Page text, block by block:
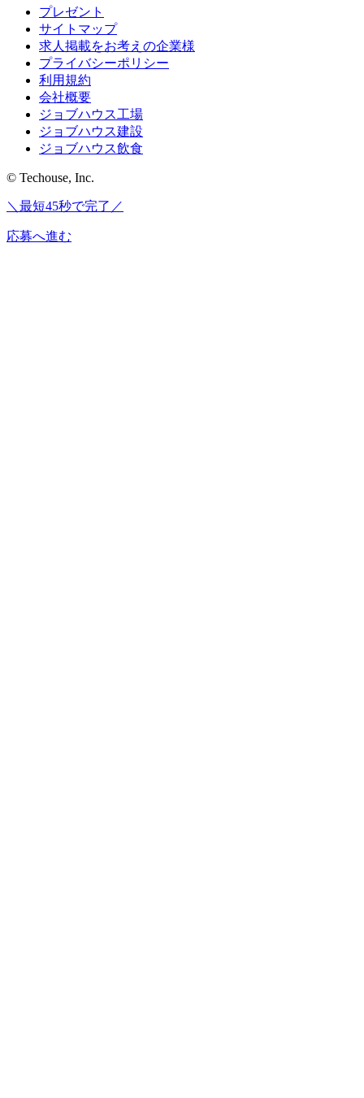
プレゼント
サイトマップ
求人掲載をお考えの企業様
プライバシーポリシー
利用規約
会社概要
ジョブハウス工場
ジョブハウス建設
ジョブハウス飲食
© Techouse, Inc.
＼最短45秒で完了／
応募へ進む